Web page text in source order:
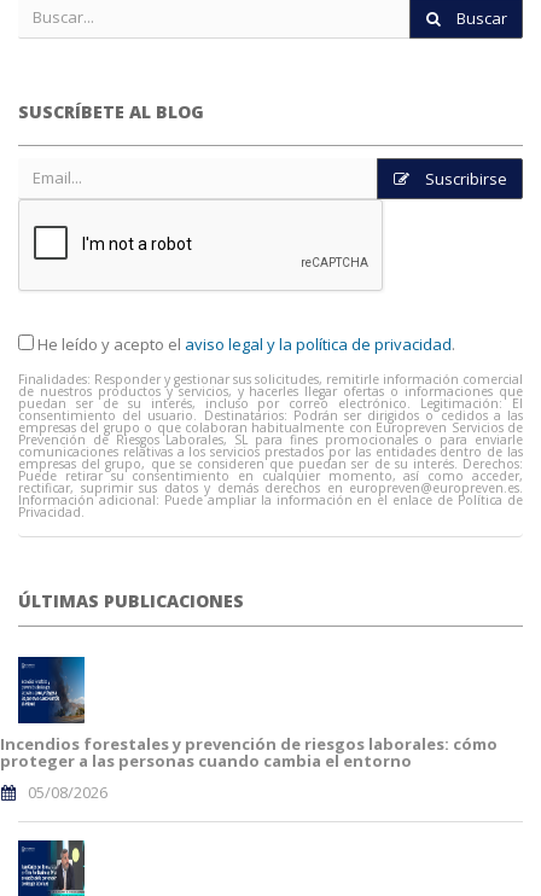
Buscar
SUSCRÍBETE AL BLOG
Suscribirse
He leído y acepto el aviso legal y la política de privacidad.
Finalidades: Responder y gestionar sus solicitudes, remitirle información comercial
de nuestros productos y servicios, y hacerles llegar ofertas o informaciones que
puedan ser de su interés, incluso por correo electrónico. Legitimación: El
consentimiento del usuario. Destinatarios: Podrán ser dirigidos o cedidos a las
empresas del grupo o que colaboran habitualmente con Europreven Servicios de
Prevención de Riesgos Laborales, SL para fines promocionales o para enviarle
comunicaciones relativas a los servicios prestados por las entidades dentro de las
empresas del grupo, que se consideren que puedan ser de su interés. Derechos:
Puede retirar su consentimiento en cualquier momento, así como acceder,
rectificar, suprimir sus datos y demás derechos en europreven@europreven.es.
Información adicional: Puede ampliar la información en el enlace de Política de
Privacidad.
ÚLTIMAS PUBLICACIONES
Incendios forestales y prevención de riesgos laborales: cómo
proteger a las personas cuando cambia el entorno
05/08/2026